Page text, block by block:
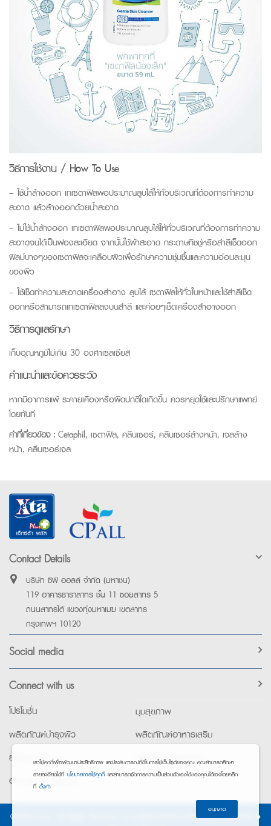
วิธีการใช้งาน / How To Use
– ใช้น้ำล้างออก เทเซตาฟิลพอประมาณลูบไล้ให้ทั่วบริเวณที่ต้องการทำความ
สะอาด แล้วล้างออกด้วยน้ำสะอาด
– ไม่ใช้น้ำล้างออก เทเซตาฟิลพอประมาณลูบไล้ให้ทั่วบริเวณที่ต้องการทำความ
สะอาดจนได้เป็นฟองละเอียด จากนั้นใช้ผ้าสะอาด กระดาษทิชชู่หรือสำลีเช็ดออก
ฟิลม์บางๆของเซตาฟิลจะเคลือบผิวเพื่อรักษาความชุ่มชื้นและความอ่อนละมุน
ของผิว
– ใช้เช็ดทำความสะอาดเครื่องสำอาง ลูบไล้ เซตาฟิลให้ทั่วใบหน้าและใช้สำลีเช็ด
ออกหรือสามารถเทเซตาฟิลลงบนสำลี และค่อยๆเช็ดเครื่องสำอางออก
วิธีการดูแลรักษา
เก็บอุณหภูมิไม่เกิน 30 องศาเซลเซียส
คำแนะนำและข้อควรระวัง
หากมีอาการแพ้ ระคายเคืองหรือผิดปกติใดเกิดขึ้น ควรหยุดใช้และปรึกษาแพทย์
โดยทันที
คำที่เกี่ยวข้อง : Cetaphil, เซตาฟิล, คลีนเซอร์, คลีนเซอร์ล้างหน้า, เจลล้าง
หน้า, คลีนเซอร์เจล
Contact Details
บริษัท ซีพี ออลล์ จำกัด (มหาชน)
119 อาคารธาราสาทร ชั้น 11 ซอยสาทร 5
ถนนสาทรใต้ แขวงทุ่งมหาเมฆ เขตสาทร
กรุงเทพฯ 10120
Social media
Connect with us
โปรโมชั่น
มุมสุขภาพ
ผลิตภัณฑ์บำรุงผิว
ผลิตภัณฑ์อาหารเสริม
ยาใช้เฉพาะที่
อุปกรณ์เพื่อสุขภาพ
อาหารทางการแพทย์
©2026 Exta. All Rights Reserved. • การแจ้งการประมวลผลข้อมูลส่วนบุคคล
•
เราใช้คุกกี้เพื่อพัฒนาประสิทธิภาพ และประสบการณ์ที่ดีในการใช้เว็บไซต์ของคุณ คุณสามารถศึกษา
รายละเอียดได้ที่ นโยบายการใช้คุกกี้ และสามารถจัดการความเป็นส่วนตัวเองได้ของคุณได้เองโดยคลิก
ที่ ตั้งค่า
อนุญาต